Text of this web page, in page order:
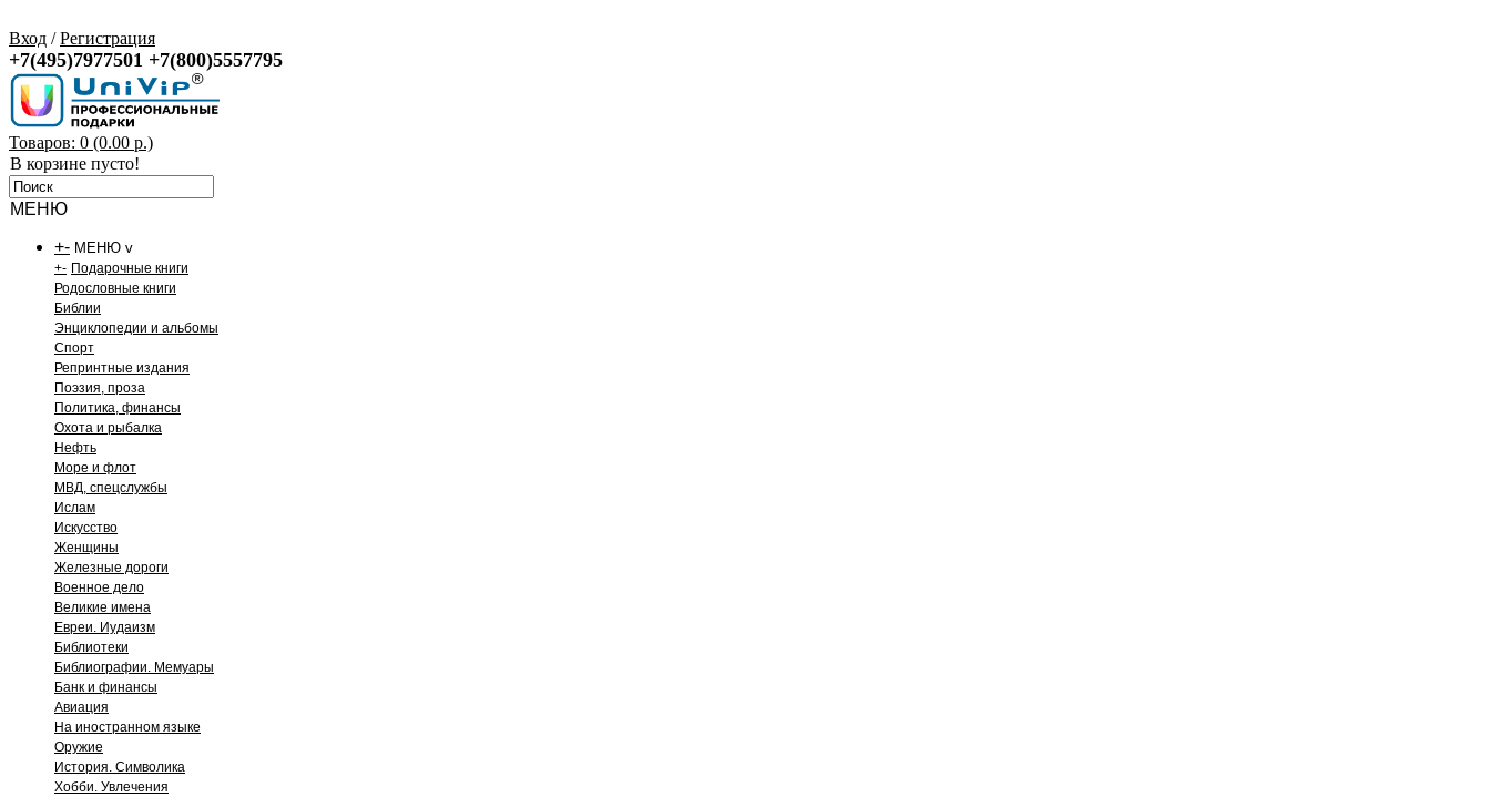
Вход /Регистрация
+7(495)7977501 +7(800)5557795
Товаров: 0 (0.00 р.)
В корзине пусто!
МЕНЮ
+- МЕНЮ v
+- Подарочные книги
Родословные книги
Библии
Энциклопедии и альбомы
Спорт
Репринтные издания
Поэзия, проза
Политика, финансы
Охота и рыбалка
Нефть
Море и флот
МВД, спецслужбы
Ислам
Искусство
Женщины
Железные дороги
Военное дело
Великие имена
Евреи. Иудаизм
Библиотеки
Библиографии. Мемуары
Банк и финансы
Авиация
На иностранном языке
Оружие
История. Символика
Хобби. Увлечения